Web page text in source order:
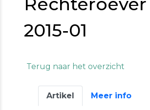
2015-01
Terug naar het overzicht
Artikel Meer info